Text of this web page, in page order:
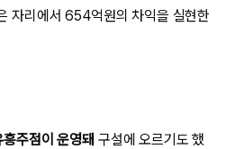
자리에서 654억원의 차익을 실현한
주점이 운영돼 구설에 오르기도 했